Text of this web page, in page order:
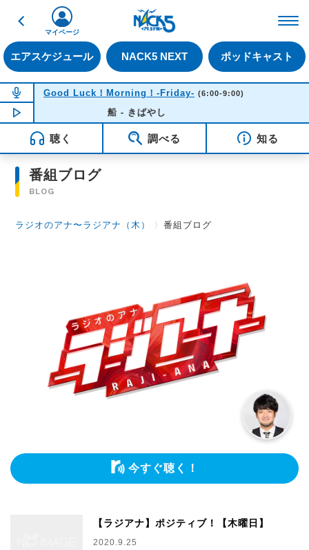
戻る
エアスケジュール NACK5 NEXT ポッドキャスト
マイページ
NOW ON AIR
Good Luck！Morning！-Friday- (6:00-9:00)
06:33
船 - きばやし
聴く 調べる 知る
番組ブログ
BLOG
ラジオのアナ〜ラジアナ（木） 〉番組ブログ
今すぐ聴く！
【ラジアナ】ポジティブ！【木曜日】
2020.9.25